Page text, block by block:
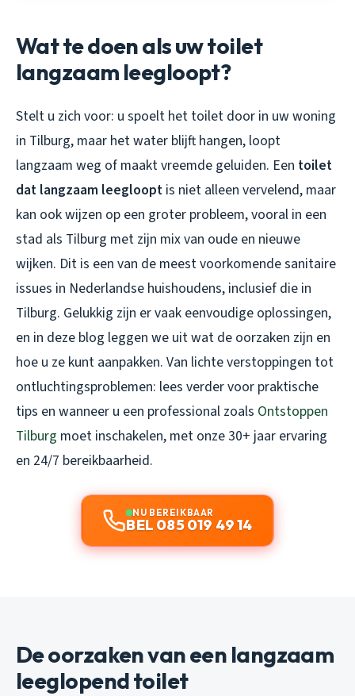
Wat te doen als uw toilet
langzaam leegloopt?
Stelt u zich voor: u spoelt het toilet door in uw woning
in Tilburg, maar het water blijft hangen, loopt
langzaam weg of maakt vreemde geluiden. Een toilet
dat langzaam leegloopt is niet alleen vervelend, maar
kan ook wijzen op een groter probleem, vooral in een
stad als Tilburg met zijn mix van oude en nieuwe
wijken. Dit is een van de meest voorkomende sanitaire
issues in Nederlandse huishoudens, inclusief die in
Tilburg. Gelukkig zijn er vaak eenvoudige oplossingen,
en in deze blog leggen we uit wat de oorzaken zijn en
hoe u ze kunt aanpakken. Van lichte verstoppingen tot
ontluchtingsproblemen: lees verder voor praktische
tips en wanneer u een professional zoals Ontstoppen
Tilburg moet inschakelen, met onze 30+ jaar ervaring
en 24/7 bereikbaarheid.
NU BEREIKBAAR
BEL 085 019 49 14
De oorzaken van een langzaam
leeglopend toilet